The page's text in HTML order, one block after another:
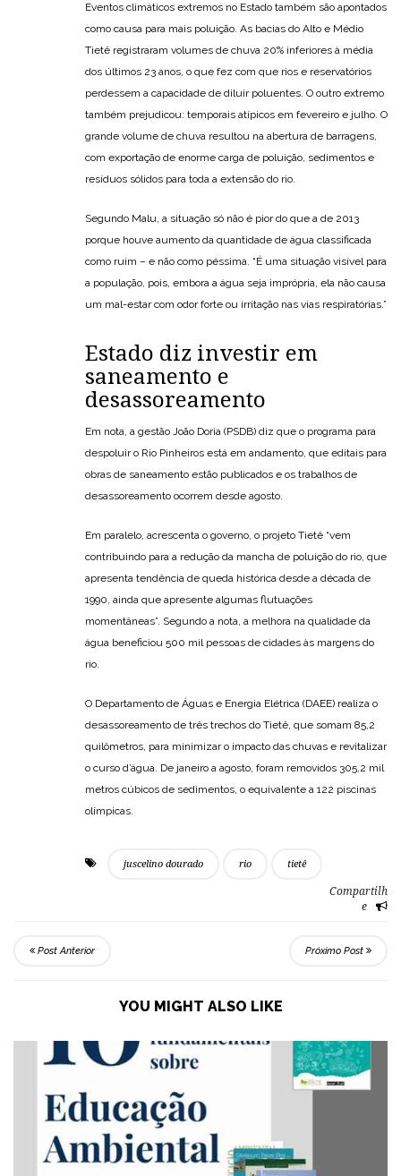
Eventos climáticos extremos no Estado também são apontados
como causa para mais poluição. As bacias do Alto e Médio
Tietê registraram volumes de chuva 20% inferiores à média
dos últimos 23 anos, o que fez com que rios e reservatórios
perdessem a capacidade de diluir poluentes. O outro extremo
também prejudicou: temporais atípicos em fevereiro e julho. O
grande volume de chuva resultou na abertura de barragens,
com exportação de enorme carga de poluição, sedimentos e
resíduos sólidos para toda a extensão do rio.
Segundo Malu, a situação só não é pior do que a de 2013
porque houve aumento da quantidade de água classificada
como ruim – e não como péssima. “É uma situação visível para
a população, pois, embora a água seja imprópria, ela não causa
um mal-estar com odor forte ou irritação nas vias respiratórias.”
Estado diz investir em
saneamento e
desassoreamento
Em nota, a gestão João Doria (PSDB) diz que o programa para
despoluir o Rio Pinheiros está em andamento, que editais para
obras de saneamento estão publicados e os trabalhos de
desassoreamento ocorrem desde agosto.
Em paralelo, acrescenta o governo, o projeto Tietê “vem
contribuindo para a redução da mancha de poluição do rio, que
apresenta tendência de queda histórica desde a década de
1990, ainda que apresente algumas flutuações
momentâneas”. Segundo a nota, a melhora na qualidade da
água beneficiou 500 mil pessoas de cidades às margens do
rio.
O Departamento de Águas e Energia Elétrica (DAEE) realiza o
desassoreamento de três trechos do Tietê, que somam 85,2
quilômetros, para minimizar o impacto das chuvas e revitalizar
o curso d’água. De janeiro a agosto, foram removidos 305,2 mil
metros cúbicos de sedimentos, o equivalente a 122 piscinas
olímpicas.
juscelino dourado rio tietê
Compartilh
e
Post Anterior Próximo Post
YOU MIGHT ALSO LIKE